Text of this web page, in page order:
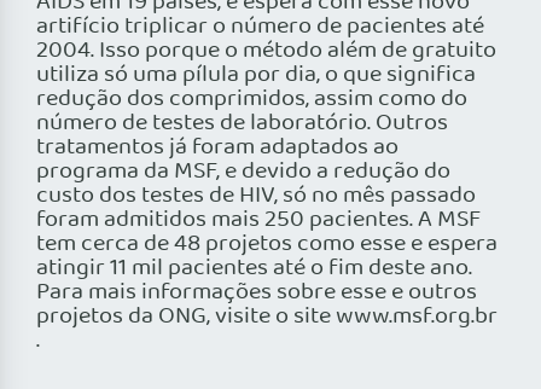
artifício triplicar o número de pacientes até
2004. Isso porque o método além de gratuito
utiliza só uma pílula por dia, o que significa
redução dos comprimidos, assim como do
número de testes de laboratório. Outros
tratamentos já foram adaptados ao
programa da MSF, e devido a redução do
custo dos testes de HIV, só no mês passado
foram admitidos mais 250 pacientes. A MSF
tem cerca de 48 projetos como esse e espera
atingir 11 mil pacientes até o fim deste ano.
Para mais informações sobre esse e outros
projetos da ONG, visite o site www.msf.org.br
.